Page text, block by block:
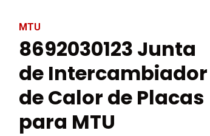
MTU
8692030123 Junta
de Intercambiador
de Calor de Placas
para MTU